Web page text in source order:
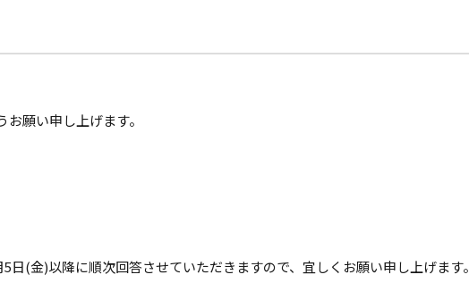
願い申し上げます。
(金)以降に順次回答させていただきますので、宜しくお願い申し上げます。